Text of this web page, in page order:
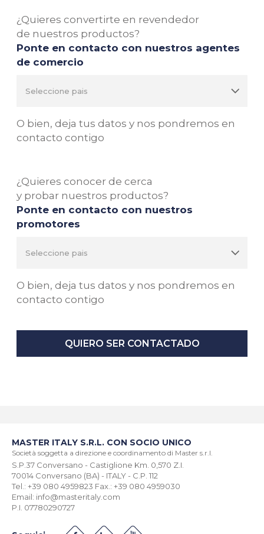
¿Quieres convertirte en revendedor
de nuestros productos?
Ponte en contacto con nuestros agentes
de comercio
O bien, deja tus datos y nos pondremos en
contacto contigo
¿Quieres conocer de cerca
y probar nuestros productos?
Ponte en contacto con nuestros
promotores
O bien, deja tus datos y nos pondremos en
contacto contigo
QUIERO SER CONTACTADO
MASTER ITALY S.R.L. CON SOCIO UNICO
Società soggetta a direzione e coordinamento di Master s.r.l.
S.P.37 Conversano - Castiglione Km. 0,570 Z.I.
70014 Conversano (BA) - ITALY - C.P. 112
Tel.: +39 080 4959823 Fax.: +39 080 4959030
Email: info@masteritaly.com
P.I. 07780290727